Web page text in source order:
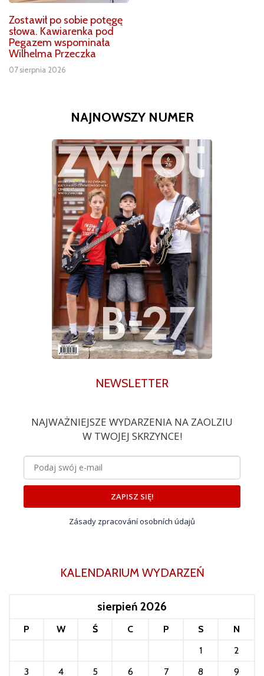
Zostawił po sobie potęgę
słowa. Kawiarenka pod
Pegazem wspominała
Wilhelma Przeczka
07 sierpnia 2026
NAJNOWSZY NUMER
NEWSLETTER
NAJWAŻNIEJSZE WYDARZENIA NA ZAOLZIU
W TWOJEJ SKRZYNCE!
ZAPISZ SIĘ!
Zásady zpracování osobních údajů
KALENDARIUM WYDARZEŃ
sierpień 2026
P W Ś C P S
N
1
2
3
4 5 6 7 8
9